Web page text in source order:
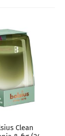
Clean